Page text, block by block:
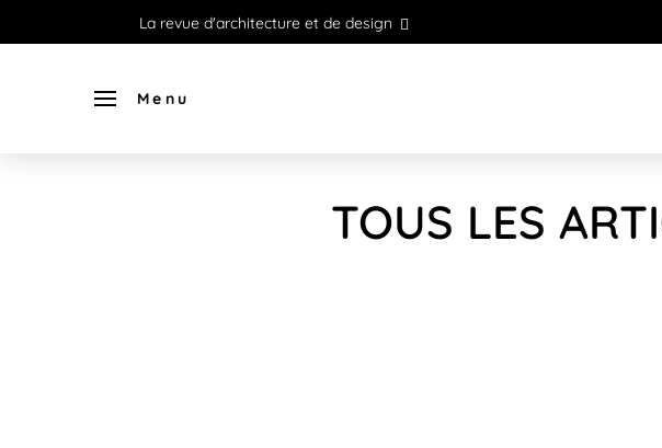
La revue d'architecture et de design
Menu
TOUS LES